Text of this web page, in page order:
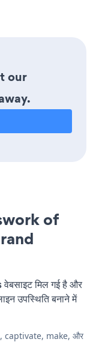
our
of
मिल गई है और
उपस्थिति बनाने में
captivate, make, और